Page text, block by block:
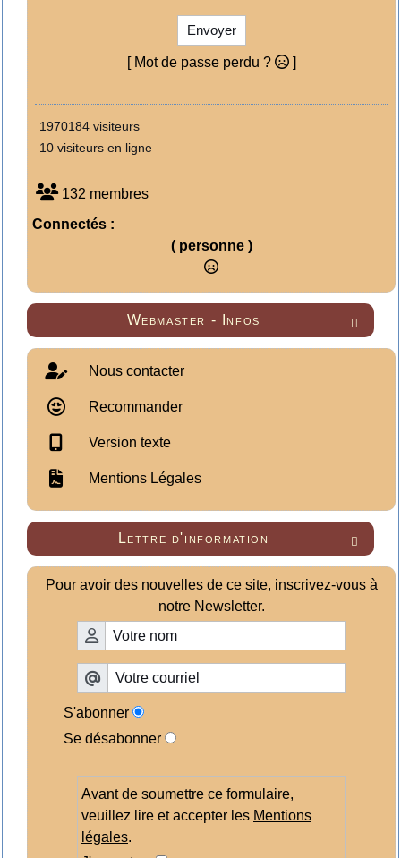
Envoyer
[ Mot de passe perdu ? ]
1970184 visiteurs
10 visiteurs en ligne
132 membres
Connectés :
( personne )

Webmaster - Infos
Nous contacter
Recommander
Version texte
Mentions Légales

Lettre d'information
Pour avoir des nouvelles de ce site, inscrivez-vous à
notre Newsletter.
S'abonner
Se désabonner
Avant de soumettre ce formulaire,
veuillez lire et accepter les Mentions
légales.